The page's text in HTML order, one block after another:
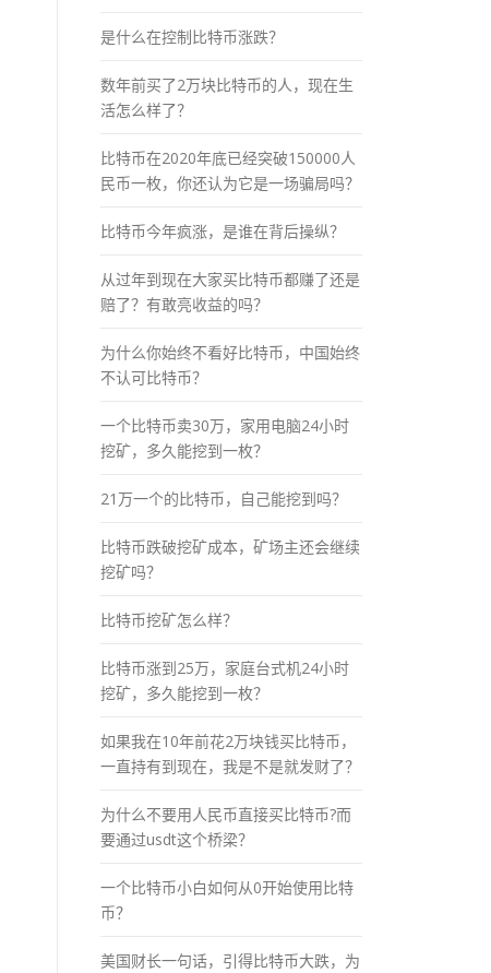
是什么在控制比特币涨跌？
数年前买了2万块比特币的人，现在生
活怎么样了？
比特币在2020年底已经突破150000人
民币一枚，你还认为它是一场骗局吗？
比特币今年疯涨，是谁在背后操纵？
从过年到现在大家买比特币都赚了还是
赔了？有敢亮收益的吗？
为什么你始终不看好比特币，中国始终
不认可比特币？
一个比特币卖30万，家用电脑24小时
挖矿，多久能挖到一枚？
21万一个的比特币，自己能挖到吗？
比特币跌破挖矿成本，矿场主还会继续
挖矿吗？
比特币挖矿怎么样？
比特币涨到25万，家庭台式机24小时
挖矿，多久能挖到一枚？
如果我在10年前花2万块钱买比特币，
一直持有到现在，我是不是就发财了？
为什么不要用人民币直接买比特币?而
要通过usdt这个桥梁？
一个比特币小白如何从0开始使用比特
币？
美国财长一句话，引得比特币大跌，为